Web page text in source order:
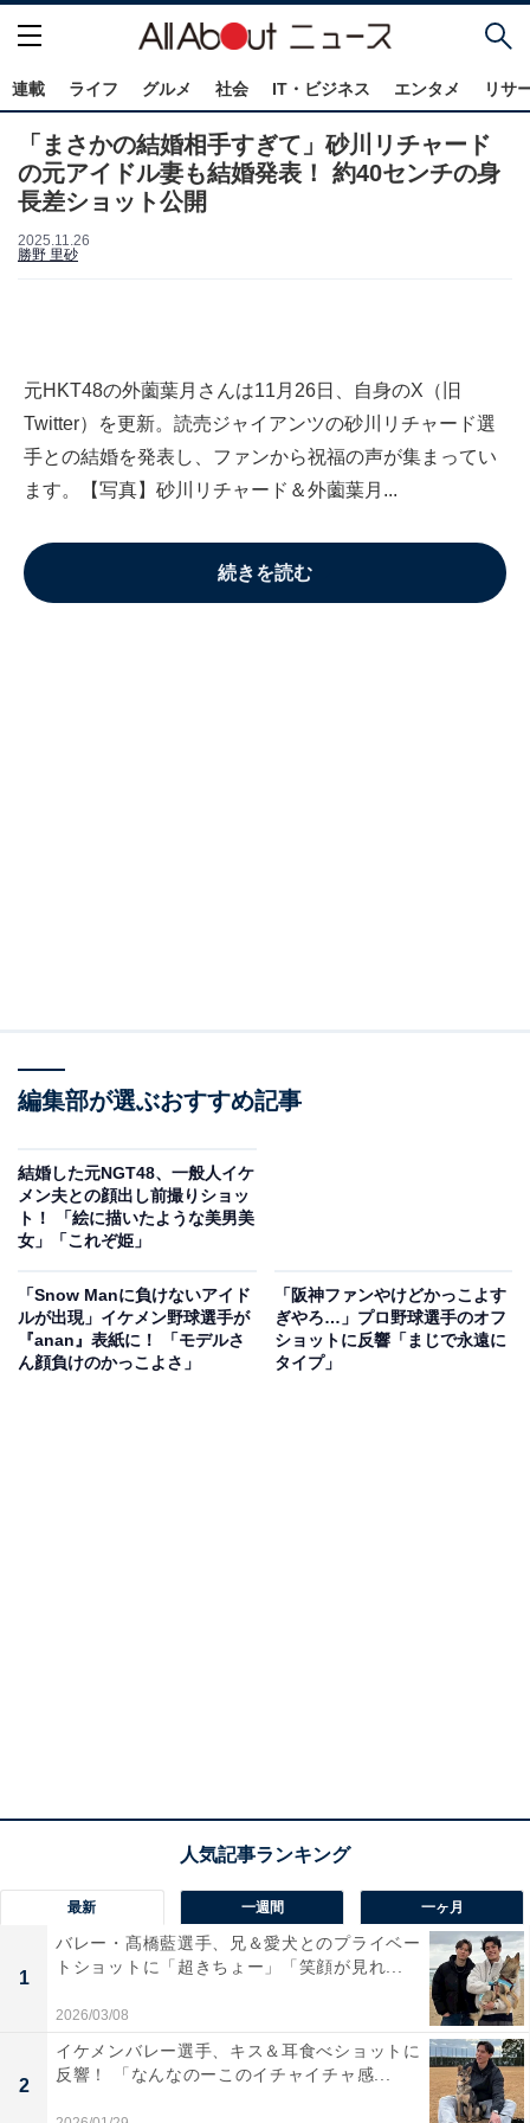
連載 ライフ グルメ 社会 IT・ビジネス エンタメ リサ
「まさかの結婚相手すぎて」砂川リチャード
の元アイドル妻も結婚発表！ 約40センチの身
長差ショット公開
2025.11.26
勝野 里砂
元HKT48の外薗葉月さんは11月26日、自身のX（旧
Twitter）を更新。読売ジャイアンツの砂川リチャード選
手との結婚を発表し、ファンから祝福の声が集まってい
ます。【写真】砂川リチャード＆外薗葉月...
続きを読む
編集部が選ぶおすすめ記事
結婚した元NGT48、一般人イケ
メン夫との顔出し前撮りショッ
ト！ 「絵に描いたような美男美
女」「これぞ姫」
「Snow Manに負けないアイド
ルが出現」イケメン野球選手が
『anan』表紙に！ 「モデルさ
ん顔負けのかっこよさ」
「阪神ファンやけどかっこよす
ぎやろ…」プロ野球選手のオフ
ショットに反響「まじで永遠に
タイプ」
最新 一週間 一ヶ月
1
バレー・髙橋藍選手、兄＆愛犬とのプライベー
トショットに「超きちょー」「笑顔が見れ...
2026/03/08
2
イケメンバレー選手、キス＆耳食べショットに
反響！ 「なんなのーこのイチャイチャ感...